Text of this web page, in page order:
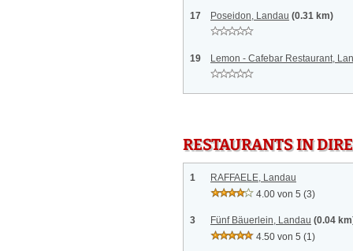
17 Poseidon, Landau (0.31 km)
19 Lemon - Cafebar Restaurant,
RESTAURANTS IN
1
RAFFAELE, Landau
4.00 von 5 (3)
3 Fünf Bäuerlein, Landau (0.04
4.50 von 5 (1)